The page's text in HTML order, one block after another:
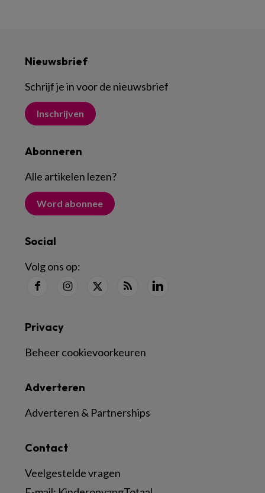
Nieuwsbrief
Schrijf je in voor de nieuwsbrief
Inschrijven
Abonneren
Alle artikelen lezen?
Word abonnee
Social
Volg ons op:
Contact
Veelgestelde vragen
Adverteren
Adverteren & Partnerships
Privacy
Beheer cookievoorkeuren